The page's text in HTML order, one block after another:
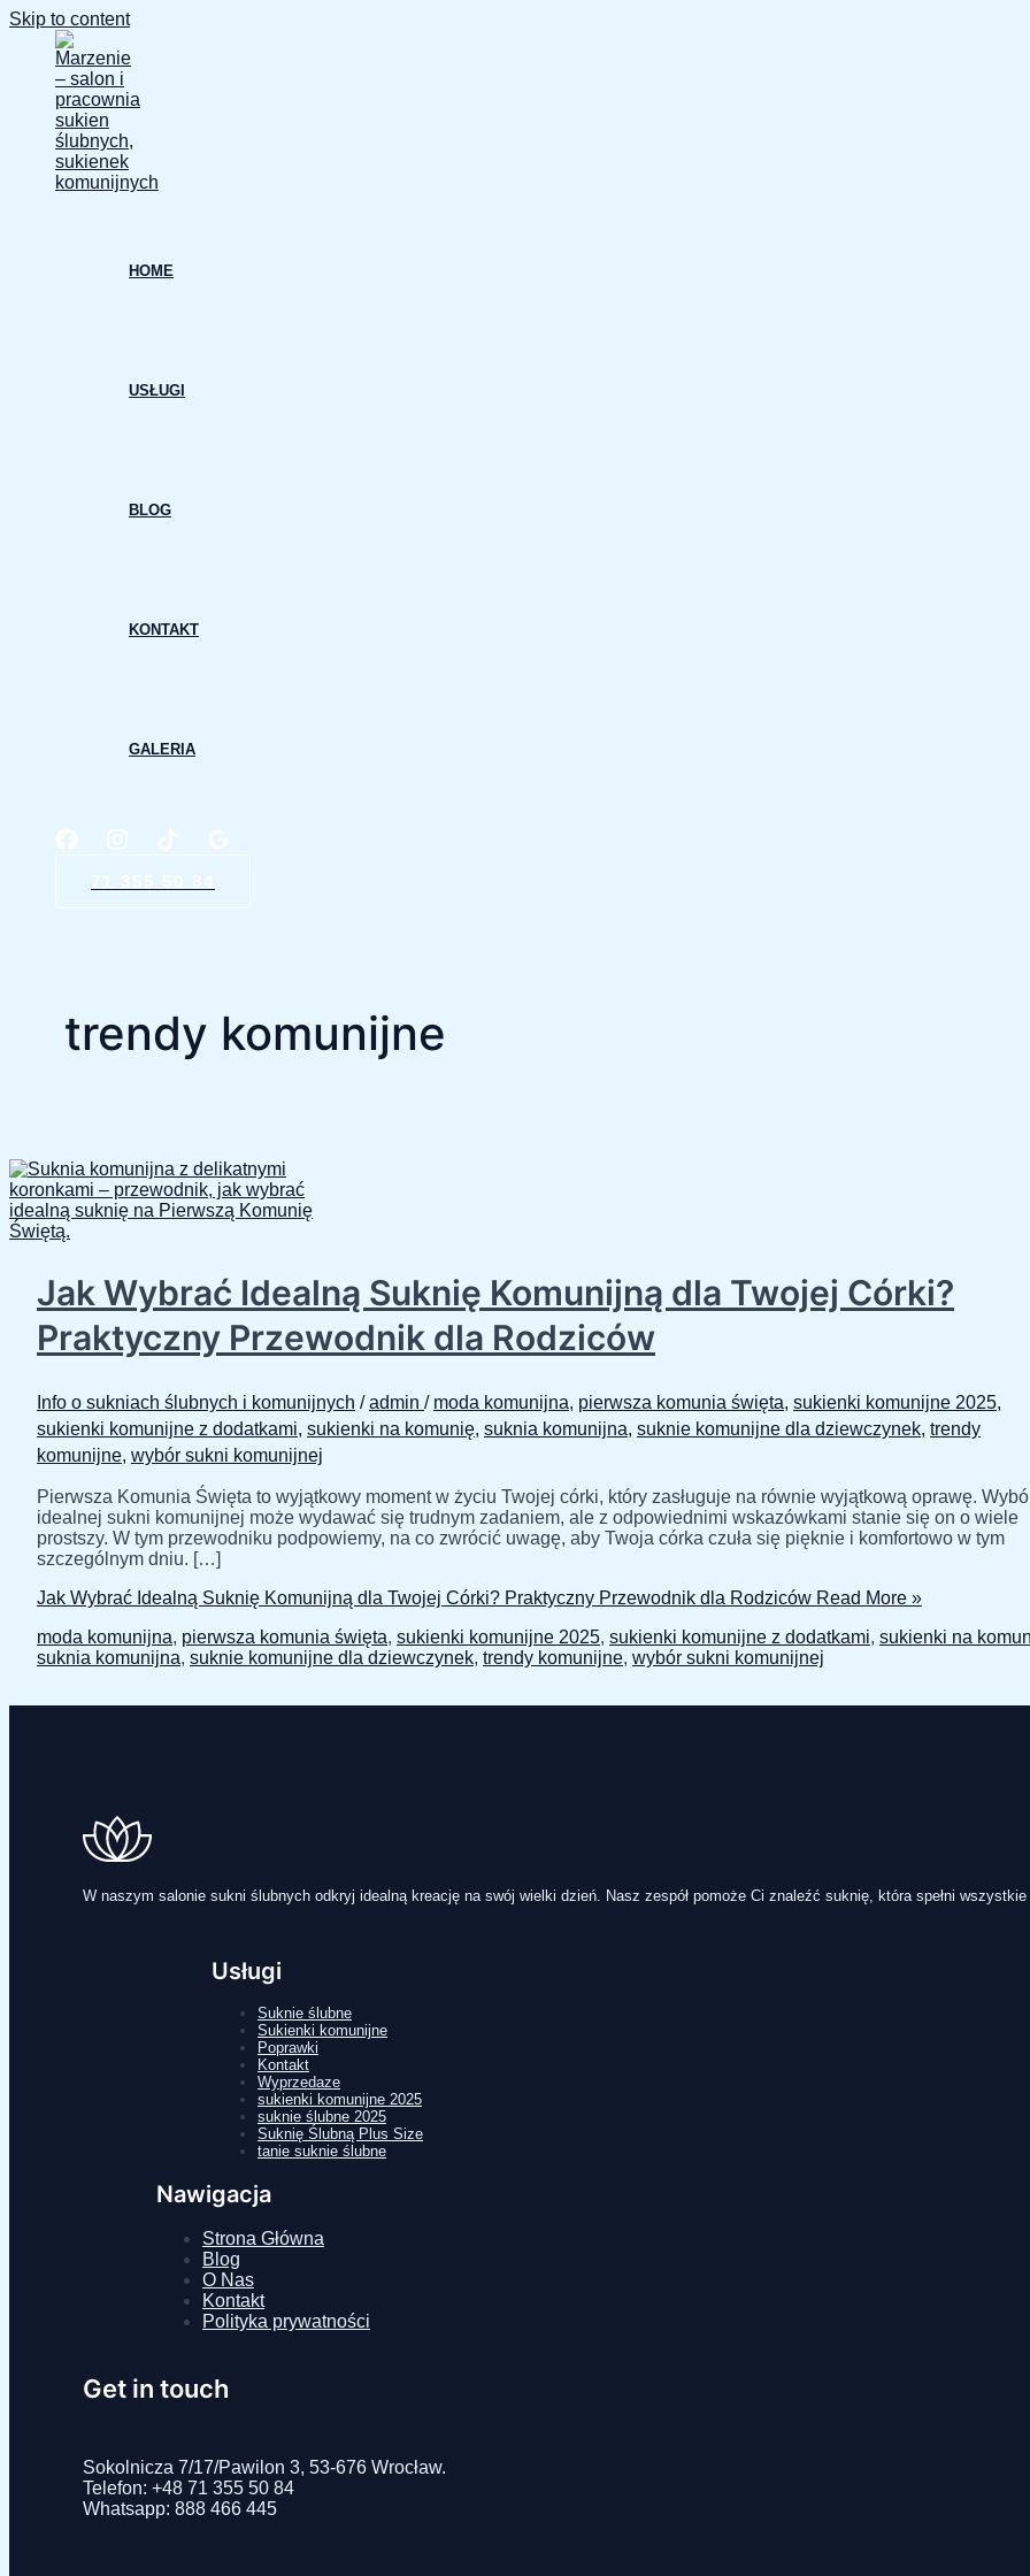
Skip to content
HOME
USŁUGI
BLOG
KONTAKT
GALERIA
71 355 50 84
trendy komunijne
Jak Wybrać Idealną Suknię Komunijną dla Twojej Córki?
Praktyczny Przewodnik dla Rodziców
Info o sukniach ślubnych i komunijnych /admin / moda komunijna, pierwsza komunia święta, sukienki komunijne 2025,
sukienki komunijne z dodatkami, sukienki na komunię, suknia komunijna, suknie komunijne dla dziewczynek, trendy
komunijne, wybór sukni komunijnej
Pierwsza Komunia Święta to wyjątkowy moment w życiu Twojej córki, który zasługuje na równie wyjątkową oprawę.
idealnej sukni komunijnej może wydawać się trudnym zadaniem, ale z odpowiednimi wskazówkami stanie się on o wiele
prostszy. W tym przewodniku podpowiemy, na co zwrócić uwagę, aby Twoja córka czuła się pięknie i komfortowo w tym
szczególnym dniu. […]
Jak Wybrać Idealną Suknię Komunijną dla Twojej Córki? Praktyczny Przewodnik dla Rodziców Read More »
moda komunijna, pierwsza komunia święta, sukienki komunijne 2025, sukienki komunijne z dodatkami, sukienki na
suknia komunijna, suknie komunijne dla dziewczynek, trendy komunijne, wybór sukni komunijnej
W naszym salonie sukni ślubnych odkryj idealną kreację na swój wielki dzień. Nasz zespół pomoże Ci znaleźć suknię, która spełni
Usługi
Suknie ślubne
Sukienki komunijne
Poprawki
Kontakt
Wyprzedaze
sukienki komunijne 2025
suknie ślubne 2025
Suknię Ślubną Plus Size
tanie suknie ślubne
Nawigacja
Strona Główna
Blog
O Nas
Kontakt
Polityka prywatności
Get in touch
Sokolnicza 7/17/Pawilon 3, 53-676 Wrocław.
Telefon: +48 71 355 50 84
Whatsapp: 888 466 445